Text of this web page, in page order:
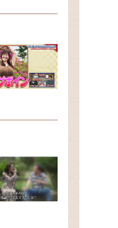
福井アナ
（news お
うの献立 何
シーズン２
ダ
ブ 正義の